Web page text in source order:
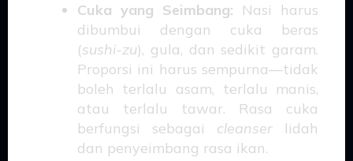
Cuka yang Seimbang: Nasi harus
dibumbui dengan cuka beras
(sushi-zu), gula, dan sedikit garam.
Proporsi ini harus sempurna—tidak
boleh terlalu asam, terlalu manis,
atau terlalu tawar. Rasa cuka
berfungsi sebagai cleanser lidah
dan penyeimbang rasa ikan.